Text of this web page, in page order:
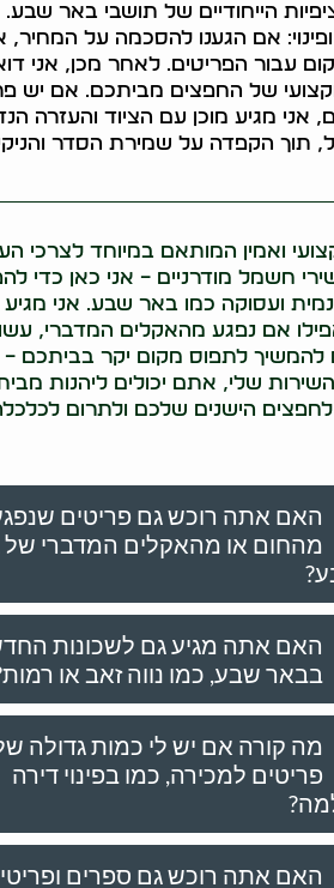
הייחודיים של תושבי באר שבע.
אם הגענו להסכמה על המחיר,
עבור הפריטים. לאחר מכן, אני
של החפצים מביתכם. אם יש
אני מגיע מוכן עם הציוד והעזרה
תוך הקפדה על שמירת הסדר
ואמין המותאם במיוחד לצרכי
חשמל מודרניים – אני כאן כדי
ועסוקה כמו באר שבע. אני מגיע
אם נפגע מהאקלים המדברי,
להמשיך לתפוס מקום יקר בביתכם –
שלי, אתם יכולים ליהנות
לחפצים הישנים שלכם ולתרום
האם אתה רוכש גם פריטים
מהחום או מהאקלים המדברי
האם אתה מגיע גם לשכונות
בבאר שבע, כמו נווה זאב או
מה קורה אם יש לי כמות גדולה
פריטים למכירה, כמו בפינוי דירה
האם אתה רוכש גם ספרים ופריטי